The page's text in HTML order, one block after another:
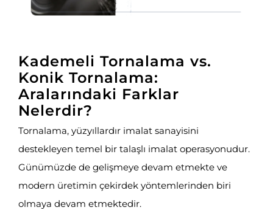
Kademeli Tornalama vs.
Konik Tornalama:
Aralarındaki Farklar
Nelerdir?
Tornalama, yüzyıllardır imalat sanayisini
destekleyen temel bir talaşlı imalat operasyonudur.
Günümüzde de gelişmeye devam etmekte ve
modern üretimin çekirdek yöntemlerinden biri
olmaya devam etmektedir.